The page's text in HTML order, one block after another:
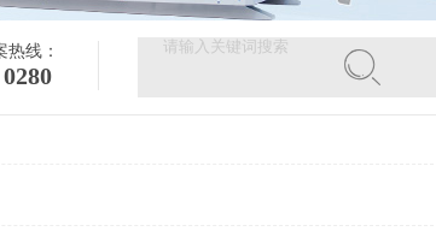
热线：